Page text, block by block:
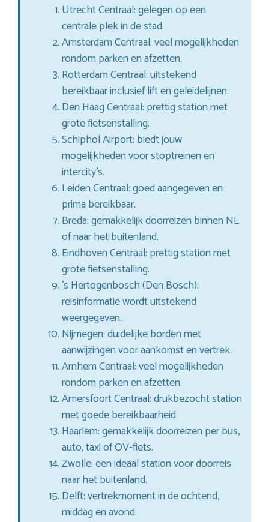
Utrecht Centraal: gelegen op een
centrale plek in de stad.
Amsterdam Centraal: veel mogelijkheden
rondom parken en afzetten.
Rotterdam Centraal: uitstekend
bereikbaar inclusief lift en geleidelijnen.
Den Haag Centraal: prettig station met
grote fietsenstalling.
Schiphol Airport: biedt jouw
mogelijkheden voor stoptreinen en
intercity’s.
Leiden Centraal: goed aangegeven en
prima bereikbaar.
Breda: gemakkelijk doorreizen binnen NL
of naar het buitenland.
Eindhoven Centraal: prettig station met
grote fietsenstalling.
’s Hertogenbosch (Den Bosch):
reisinformatie wordt uitstekend
weergegeven.
Nijmegen: duidelijke borden met
aanwijzingen voor aankomst en vertrek.
Arnhem Centraal: veel mogelijkheden
rondom parken en afzetten.
Amersfoort Centraal: drukbezocht station
met goede bereikbaarheid.
Haarlem: gemakkelijk doorreizen per bus,
auto, taxi of OV-fiets.
Zwolle: een ideaal station voor doorreis
naar het buitenland.
Delft: vertrekmoment in de ochtend,
middag en avond.